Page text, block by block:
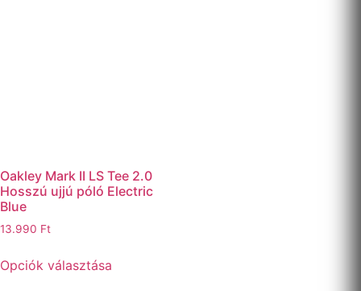
Oakley Mark II LS Tee 2.0
Hosszú ujjú póló Electric
Blue
13.990 Ft
Opciók választása